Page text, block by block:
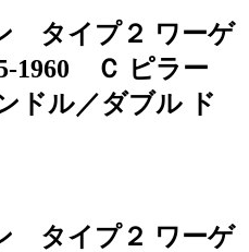
タイプ２ ワーゲ
1960 Ｃ ピラー
ドル／ダブル ド
タイプ２ ワーゲ